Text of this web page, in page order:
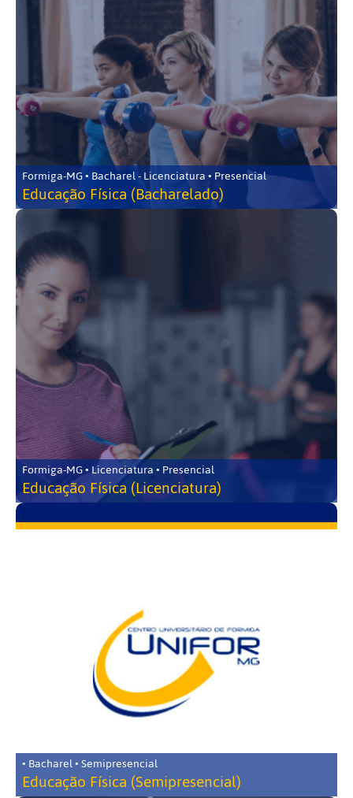
Formiga-MG • Bacharel - Licenciatura • Presencial
Educação Física (Bacharelado)
Formiga-MG • Licenciatura • Presencial
Educação Física (Licenciatura)
• Bacharel • Semipresencial
Educação Física (Semipresencial)